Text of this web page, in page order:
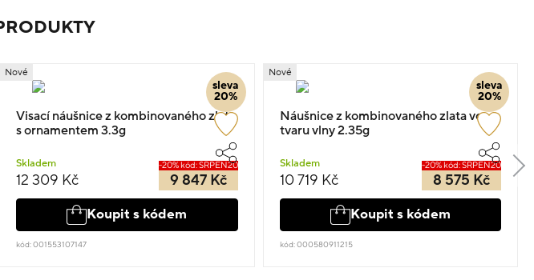
sleva
20%
Nové
Visací náušnice z kombinovaného zlata
s ornamentem 3.3g
Skladem
12 309 Kč
-20% kód: SRPEN20
9 847 Kč
Koupit s kódem
kód: 001553107147
sleva
20%
Nové
Náušnice z kombinovaného zlata ve
tvaru vlny 2.35g
Skladem
10 719 Kč
-20% kód: SRPEN20
8 575 Kč
Koupit s kódem
kód: 000580911215